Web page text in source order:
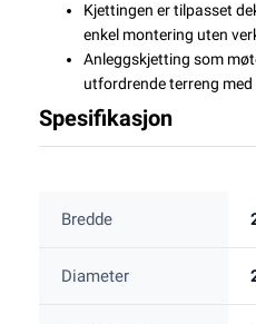
Kjettingen er tilpasset
enkel montering uten
Anleggskjetting som
utfordrende terreng med
Spesifikasjon
Bredde
Diameter